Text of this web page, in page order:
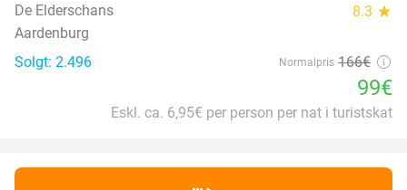
De Elderschans 8.3 star
Aardenburg
Solgt: 2.496
Normalpris 166€
99€
Eskl. ca. 6,95€ per person per nat i turistskat